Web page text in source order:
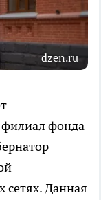
dzen.ru
фонда
сетях. Данная